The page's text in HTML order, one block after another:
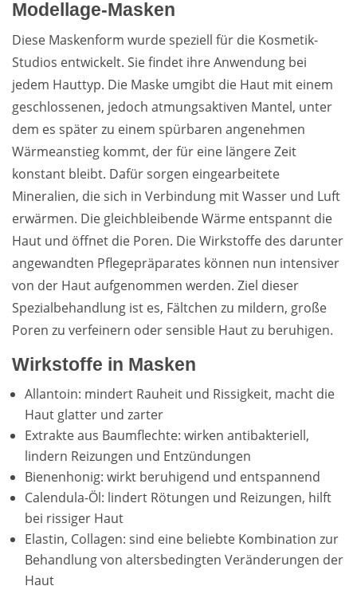
Modellage-Masken
Diese Maskenform wurde speziell für die Kosmetik-
Studios entwickelt. Sie findet ihre Anwendung bei
jedem Hauttyp. Die Maske umgibt die Haut mit einem
geschlossenen, jedoch atmungsaktiven Mantel, unter
dem es später zu einem spürbaren angenehmen
Wärmeanstieg kommt, der für eine längere Zeit
konstant bleibt. Dafür sorgen eingearbeitete
Mineralien, die sich in Verbindung mit Wasser und Luft
erwärmen. Die gleichbleibende Wärme entspannt die
Haut und öffnet die Poren. Die Wirkstoffe des darunter
angewandten Pflegepräparates können nun intensiver
von der Haut aufgenommen werden. Ziel dieser
Spezialbehandlung ist es, Fältchen zu mildern, große
Poren zu verfeinern oder sensible Haut zu beruhigen.
Wirkstoffe in Masken
Allantoin: mindert Rauheit und Rissigkeit, macht die
Haut glatter und zarter
Extrakte aus Baumflechte: wirken antibakteriell,
lindern Reizungen und Entzündungen
Bienenhonig: wirkt beruhigend und entspannend
Calendula-Öl: lindert Rötungen und Reizungen, hilft
bei rissiger Haut
Elastin, Collagen: sind eine beliebte Kombination zur
Behandlung von altersbedingten Veränderungen der
Haut